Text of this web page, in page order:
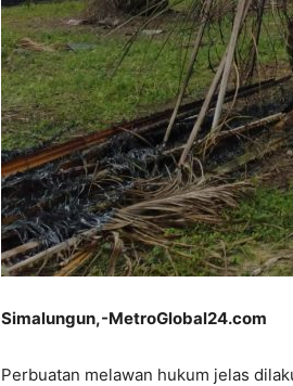
Simalungun,-MetroGlobal24.com
Perbuatan melawan hukum jelas